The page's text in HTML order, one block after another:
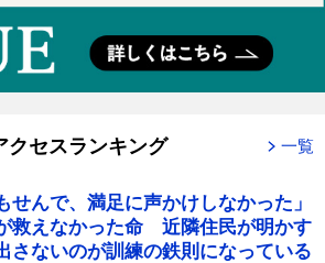
クセスランキング 一覧
せんで、満足に声かけしなかった」
救えなかった命 近隣住民が明かす
さないのが訓練の鉄則になっている